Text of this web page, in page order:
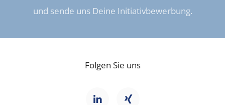
und sende uns Deine Initiativbewerbung.
Folgen Sie uns